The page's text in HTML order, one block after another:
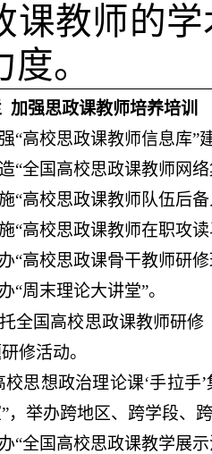
课教师的
。
加强思政课教师培养培训
“高校思政课教师信息库”
“全国高校思政课教师网
“高校思政课教师队伍后
“高校思政课教师在职攻
“高校思政课骨干教师研
“周末理论大讲堂”。
全国高校思政课教师研
修活动。
校思想政治理论课‘手拉手
，举办跨地区、跨学段、
“全国高校思政课教学展